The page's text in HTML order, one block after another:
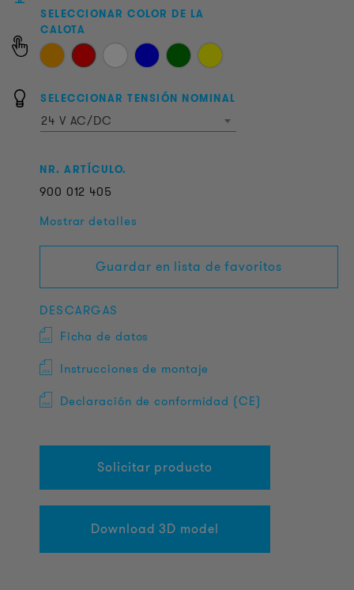
SELECCIONAR COLOR DE LA
CALOTA
SELECCIONAR TENSIÓN NOMINAL
24 V AC/DC
NR. ARTÍCULO.
900 012 405
Mostrar detalles
Guardar en lista de favoritos
DESCARGAS
Ficha de datos
Instrucciones de montaje
Declaración de conformidad (CE)
Solicitar producto
Download 3D model